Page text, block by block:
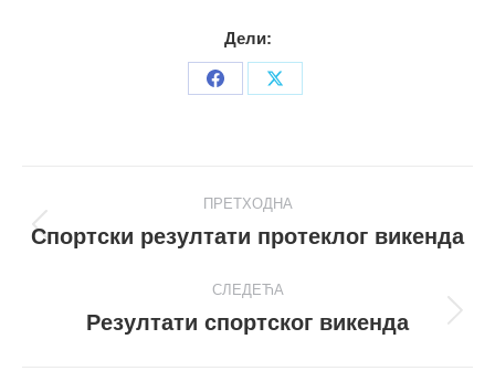
Дели:
Share
Share
navigation
ПРЕТХОДНА
Претходни
Спортски резултати протеклог викенда
СЛЕДЕЋА
Следећи
Резултати спортског викенда